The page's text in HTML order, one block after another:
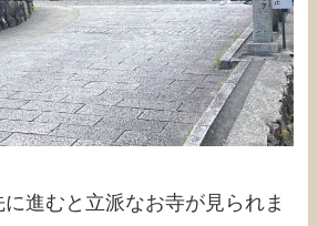
進むと立派なお寺が見られま